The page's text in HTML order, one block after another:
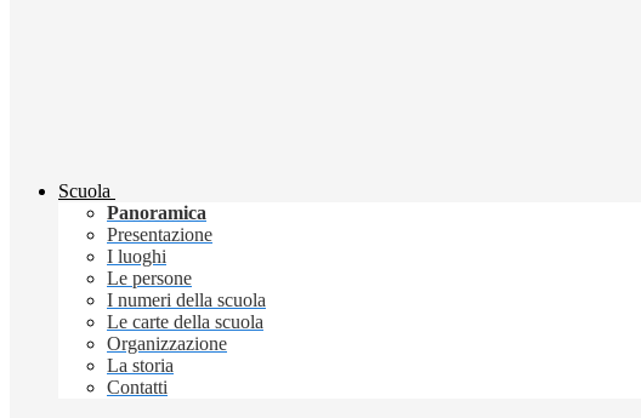
Scuola
Panoramica
Presentazione
I luoghi
Le persone
I numeri della scuola
Le carte della scuola
Organizzazione
La storia
Contatti